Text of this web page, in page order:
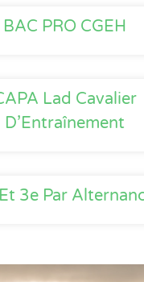
BAC PRO CGEH
Lad Cavalier
D’Entraînement
3e Par